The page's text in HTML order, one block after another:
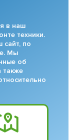
в наш
техники.
сайт, по
Мы
об
также